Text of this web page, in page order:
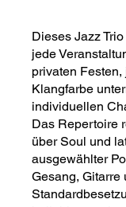
Dieses Jazz
jede
privaten
Klangfarbe
individuellen
Das Repertoire
über Soul und
ausgewählter
Gesang, Gitarre